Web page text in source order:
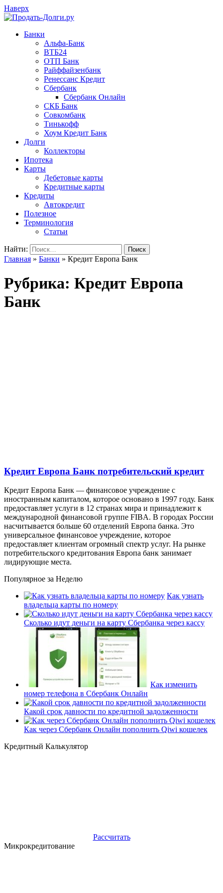
Наверх
Банки
Альфа-Банк
ВТБ24
ОТП Банк
Райффайзенбанк
Ренессанс Кредит
Сбербанк
Сбербанк Онлайн
СКБ Банк
Совкомбанк
Тинькофф
Хоум Кредит Банк
Долги
Коллекторы
Ипотека
Карты
Дебетовые карты
Кредитные карты
Кредиты
Автокредит
Полезное
Терминология
Статьи
Найти:
Главная » Банки » Кредит Европа Банк
Рубрика: Кредит Европа
Банк
Кредит Европа Банк потребительский кредит
Кредит Европа Банк — финансовое учреждение с
иностранным капиталом, которое основано в 1997 году. Банк
предоставляет услуги в 12 странах мира и принадлежит к
международной финансовой группе FIBA. В городах России
насчитывается больше 60 отделений Европа банка. Это
универсальное финансовое учреждение, которое
предоставляет клиентам огромный спектр услуг. На рынке
потребительского кредитования Европа банк занимает
лидирующие места.
Популярное за Неделю
Как узнать
владельца карты по номеру
Сколько идут деньги на карту Сбербанка через кассу
Как изменить
номер телефона в Сбербанк Онлайн
Какой срок давности по кредитной задолженности
Как через Сбербанк Онлайн пополнить Qiwi кошелек
Кредитный Калькулятор
Рассчитать
Микрокредитование